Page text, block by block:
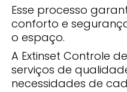
Esse processo
conforto e
o espaço.
A Extinset Controle
serviços de
necessidades de